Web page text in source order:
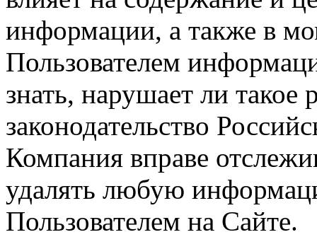
информации, а также в
Пользователем
знать, нарушает ли
законодательство
Компания вправе
удалять любую
Пользователем на Сайте.